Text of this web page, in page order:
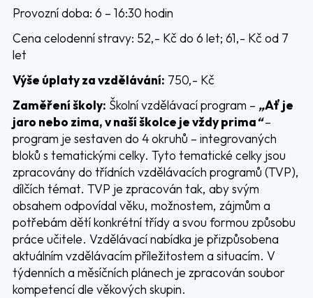
Provozní doba: 6 – 16:30 hodin
Cena celodenní stravy: 52,- Kč do 6 let; 61,- Kč od 7
let
Výše úplaty za vzdělávání: 750,- Kč
Zaměření školy: Školní vzdělávací program – „Ať je
jaro nebo zima, v naší školce je vždy prima“–
program je sestaven do 4 okruhů – integrovaných
bloků s tematickými celky. Tyto tematické celky jsou
zpracovány do třídních vzdělávacích programů (TVP),
dílčích témat. TVP je zpracován tak, aby svým
obsahem odpovídal věku, možnostem, zájmům a
potřebám dětí konkrétní třídy a svou formou způsobu
práce učitele. Vzdělávací nabídka je přizpůsobena
aktuálním vzdělávacím příležitostem a situacím. V
týdenních a měsíčních plánech je zpracován soubor
kompetencí dle věkových skupin.